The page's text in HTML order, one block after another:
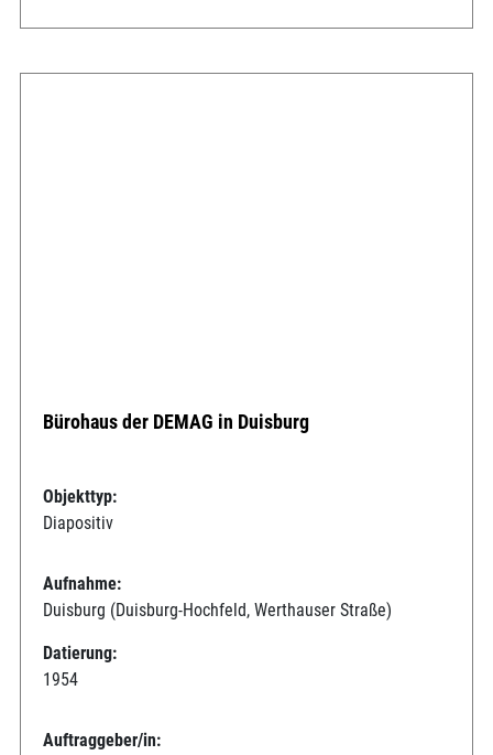
Bürohaus der DEMAG in Duisburg
Objekttyp:
Diapositiv
Aufnahme:
Duisburg (Duisburg-Hochfeld, Werthauser Straße)
Datierung:
1954
Auftraggeber/in: